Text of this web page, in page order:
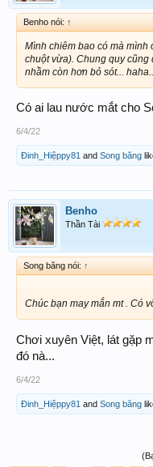
Benho nói: ↑
Mình chiêm bao có mà
chuột vừa). Chung quy
nhầm còn hơn bỏ sót...
Có ai lau nước mắt cho
6/4/22
Đinh_Hiệppy81 and Song băng
Benho
Thần Tài
Song băng nói: ↑
Chúc bạn may mắn mt . Có
Chơi xuyên Việt, lát gặp
đó nà...
6/4/22
Đinh_Hiệppy81 and Song băng